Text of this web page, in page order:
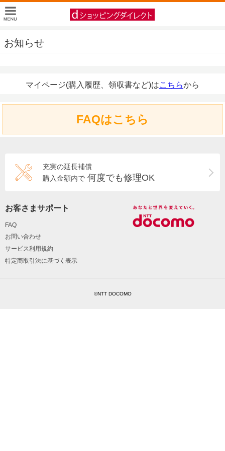
お知らせ
マイページ(購入履歴、領収書など)はこちらから
FAQはこちら
充実の延長補償
購入金額内で 何度でも修理OK
お客さまサポート
FAQ
お問い合わせ
サービス利用規約
特定商取引法に基づく表示
©NTT DOCOMO